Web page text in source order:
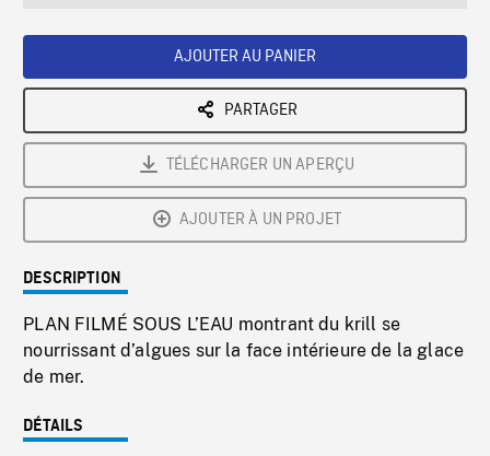
AJOUTER AU PANIER
PARTAGER
TÉLÉCHARGER UN APERÇU
AJOUTER À UN PROJET
DESCRIPTION
PLAN FILMÉ SOUS L’EAU montrant du krill se
nourrissant d’algues sur la face intérieure de la glace
de mer.
DÉTAILS